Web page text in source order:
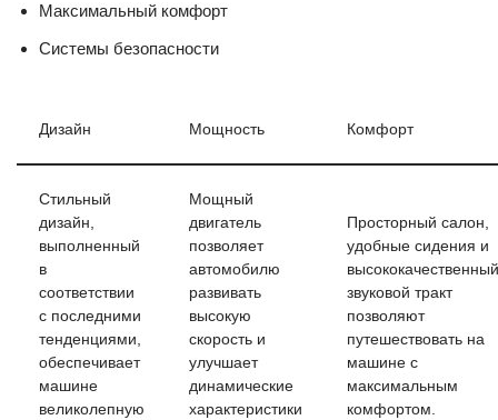
Максимальный комфорт
Системы безопасности
Дизайн Мощность Комфорт
Стильный
дизайн,
выполненный
в
соответствии
с последними
тенденциями,
обеспечивает
машине
великолепную
Мощный
двигатель
позволяет
автомобилю
развивать
высокую
скорость и
улучшает
динамические
характеристики
Просторный салон,
удобные сидения и
высококачественный
звуковой тракт
позволяют
путешествовать на
машине с
максимальным
комфортом.